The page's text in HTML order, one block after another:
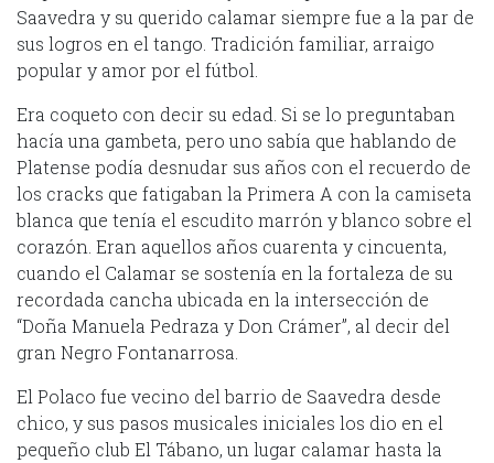
Saavedra y su querido calamar siempre fue a la par de
sus logros en el tango. Tradición familiar, arraigo
popular y amor por el fútbol.
Era coqueto con decir su edad. Si se lo preguntaban
hacía una gambeta, pero uno sabía que hablando de
Platense podía desnudar sus años con el recuerdo de
los cracks que fatigaban la Primera A con la camiseta
blanca que tenía el escudito marrón y blanco sobre el
corazón. Eran aquellos años cuarenta y cincuenta,
cuando el Calamar se sostenía en la fortaleza de su
recordada cancha ubicada en la intersección de
“Doña Manuela Pedraza y Don Crámer”, al decir del
gran Negro Fontanarrosa.
El Polaco fue vecino del barrio de Saavedra desde
chico, y sus pasos musicales iniciales los dio en el
pequeño club El Tábano, un lugar calamar hasta la